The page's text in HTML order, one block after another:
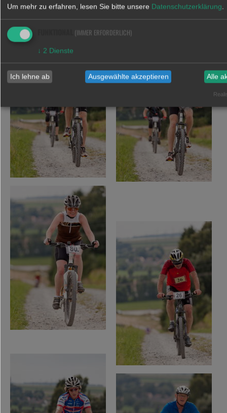
Um mehr zu erfahren, lesen Sie bitte unsere Datenschutzerklärung.
(IMMER ERFORDERLICH)
↓ 2 Dienste
Ich lehne ab Ausgewählte akzeptieren Alle